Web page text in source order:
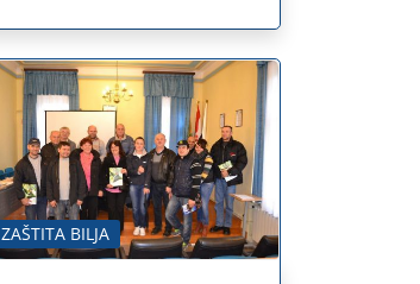
ZAŠTITA BILJA